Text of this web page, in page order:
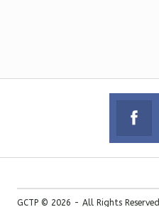
GCTP © 2026 - All Rights Reserved